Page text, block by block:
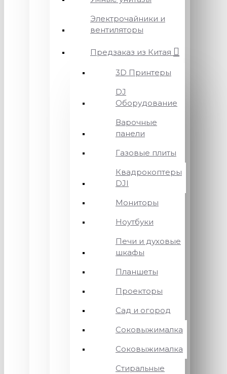
Электрочайники и
вентиляторы
Предзаказ из Китая
3D Принтеры
DJ
Оборудование
Варочные
панели
Газовые плиты
Квадрокоптеры
DJI
Мониторы
Ноутбуки
Печи и духовые
шкафы
Планшеты
Проекторы
Сад и огород
Соковыжималка
Соковыжималка
Стиральные